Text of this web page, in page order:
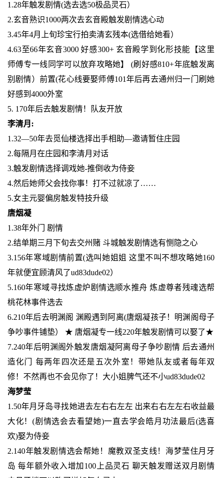
1.28年触发剧情(选去选50极品灵石）
2.玄音熟识1000两次去玄音殿触发剧情选心动
3.45年4月上旬珍宝行拍卖清玄残本(选借给她看）
4.63至66年玄音3000 好感300+ 玄音殿学到化形技能【这里
师傅专一线同学可以放弃攻略她】 (刷好感810+年底触发离
别剧情）前置(花心线要娶师傅101年后再去通州归一门刷她
好感到4000外室
5. 170年后去触发剧情！队友开放
李清月:
1.32—50年去觅仙楼选择出手相助—邀请暂住庄园
2.每隔月在庄园和李清月对话
3.触发剧情选择调戏她-推倒收为侍妾
4.然后她师父会找你事！打不过就凉了……
5.女主元婴偏房触发特技升级
唐烟凝
1.38年外门 剧情
2.结单期三月下旬去交州赌 斗城触发剧情选有恻隐之心
3.156年寒域剧情前置(选叫她姐姐 这里不叫不想攻略她160
年就便宜顾清风了ud83dude02）
5.160年寒域寻找炼虚炉剧情选顺水推舟 炼虚尊者残魂选帮
桃花林事件选去
6.210年后去明渊阁 渊殿遇到阿离(唐烟凝孩子！明渊阁母子
争吵事件铺垫） ★ 唐烟凝专一线220年触发剧情可以娶了★
7.240年后明渊阁外触发唐烟凝阿离母子争吵剧情 后去通州
造化门 每两年四次还是五次外室！带她队友或者每年双
修！不然再也不会见你了！大小姐脾气还不小ud83dude02
海梦莹
1.50年月牙岛寻找她进去左右右左左 出来右右左左右收益最
大化！(剧情选会去看望她)一直去学会皓月功法最后(选喜
欢)娶为侍妾
2.140年触发剧情选会帮她！魔教双圣支线！海梦莹住月牙
岛 每年额外收入增加100上品灵石 聊天触发赠送双月剧情